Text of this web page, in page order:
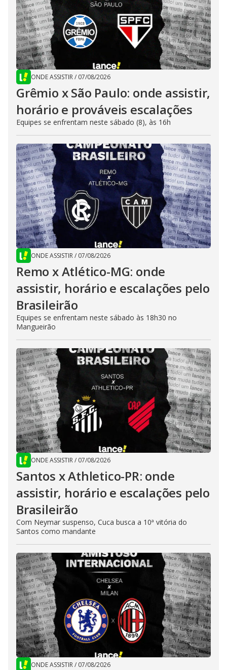
ONDE ASSISTIR/ 07/08/2026
Grêmio x São Paulo: onde assistir,
horário e prováveis escalações
Equipes se enfrentam neste sábado (8), às 16h
ONDE ASSISTIR/ 07/08/2026
Remo x Atlético-MG: onde
assistir, horário e escalações pelo
Brasileirão
Equipes se enfrentam neste sábado às 18h30 no
Mangueirão
ONDE ASSISTIR/ 07/08/2026
Santos x Athletico-PR: onde
assistir, horário e escalações pelo
Brasileirão
Com Neymar suspenso, Cuca busca a 10ª vitória do
Santos como mandante
ONDE ASSISTIR/ 07/08/2026